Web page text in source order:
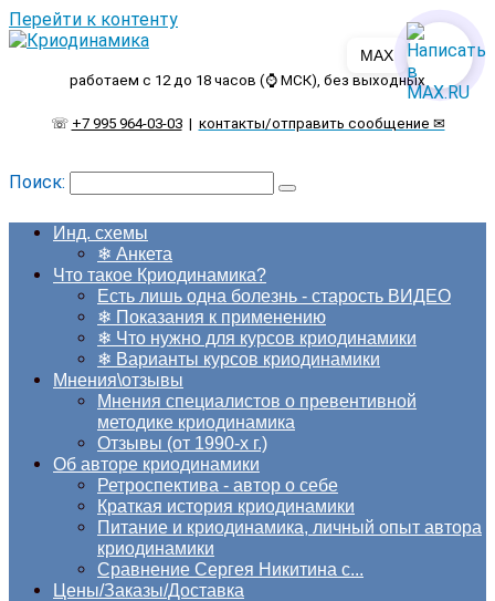
Перейти к контенту
работаем с 12 до 18 часов (⌚ МСК), без выходных
☏ +7 995 964-03-03| контакты/отправить сообщение ✉
Поиск:
Инд. схемы
❄ Анкета
Что такое Криодинамика?
Есть лишь одна болезнь - старость ВИДЕО
❄ Показания к применению
❄ Что нужно для курсов криодинамики
❄ Варианты курсов криодинамики
Мнения\отзывы
Мнения специалистов о превентивной
методике криодинамика
Отзывы (от 1990-х г.)
Об авторе криодинамики
Ретроспектива - автор о себе
Краткая история криодинамики
Питание и криодинамика, личный опыт автора
криодинамики
Сравнение Сергея Никитина с...
Цены/Заказы/Доставка
MAX